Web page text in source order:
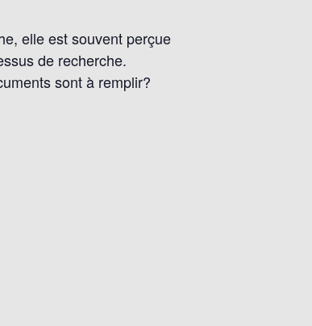
elle est souvent perçue
de recherche.
sont à remplir?